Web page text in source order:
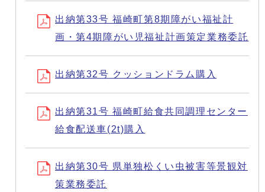
出納第33号 福崎町第8期障がい福祉計
画・第4期障がい児福祉計画策定業務委託
出納第32号 クッションドラム購入
出納第31号 福崎町給食共同調理センター
給食配送車(2t)購入
出納第30号 県単独松くい虫被害等景観対
策業務委託